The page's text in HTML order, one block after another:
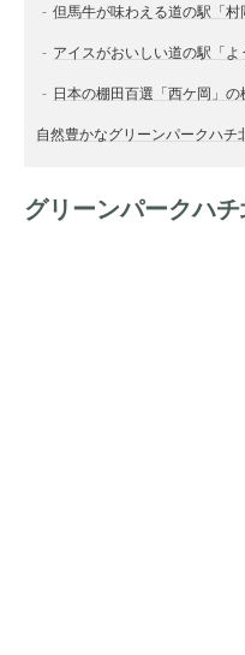
但馬牛が味わえる道の駅「村
アイスがおいしい道の駅「よ
日本の棚田百選「西ケ岡」の
自然豊かなグリーンパークハチ
グリーンパークハ